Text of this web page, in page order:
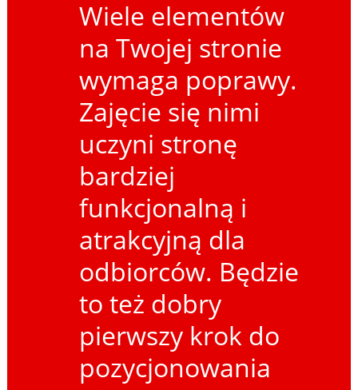
Wiele elementów
na Twojej stronie
wymaga poprawy.
Zajęcie się nimi
uczyni stronę
bardziej
funkcjonalną i
atrakcyjną dla
odbiorców. Będzie
to też dobry
pierwszy krok do
pozycjonowania